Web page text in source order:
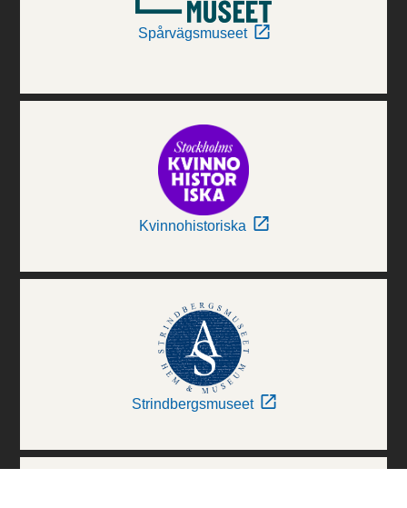
Spårvägsmuseet
Kvinnohistoriska
Strindbergsmuseet